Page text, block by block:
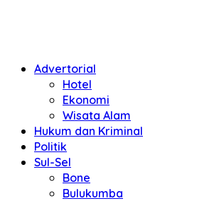
Advertorial
Hotel
Ekonomi
Wisata Alam
Hukum dan Kriminal
Politik
Sul-Sel
Bone
Bulukumba